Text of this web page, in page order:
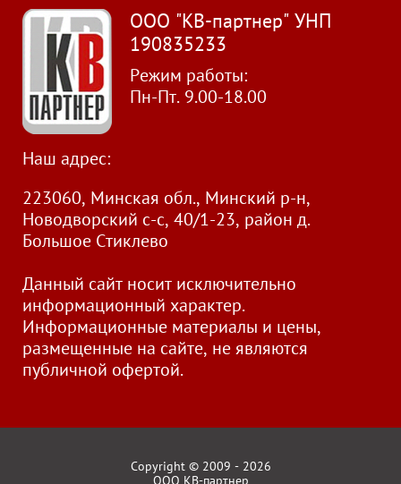
ООО "КВ-партнер" УНП
190835233
Режим работы:
Пн-Пт. 9.00-18.00
Наш адрес:
223060, Минская обл., Минский р-н,
Новодворский с-с, 40/1-23, район д.
Большое Стиклево
Данный сайт носит исключительно
информационный характер.
Информационные материалы и цены,
размещенные на сайте, не являются
публичной офертой.
Copyright © 2009 - 2026
ООО КВ-партнер